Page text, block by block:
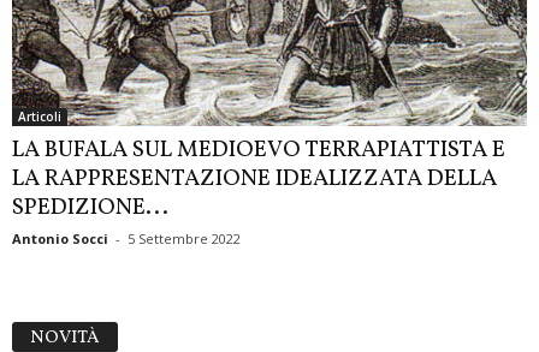
Articoli
LA BUFALA SUL MEDIOEVO TERRAPIATTISTA E
LA RAPPRESENTAZIONE IDEALIZZATA DELLA
SPEDIZIONE...
Antonio Socci - 5 Settembre 2022
NOVITÀ